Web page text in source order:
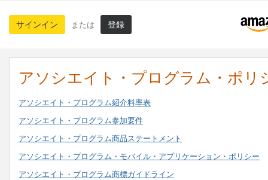
サインイン または 登録
アソシエイト・プログラム・ポリ
アソシエイト・プログラム紹介料率表
アソシエイト・プログラム参加要件
アソシエイト・プログラム商品ステートメント
アソシエイト・プログラム・モバイル・アプリケーション・ポリシー
アソシエイト・プログラム商標ガイドライン